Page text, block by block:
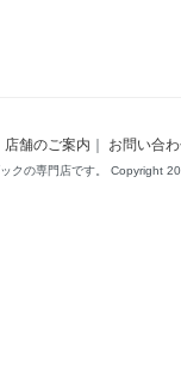
店舗のご案内 ｜ お問い合
クの専門店です。 Copyright